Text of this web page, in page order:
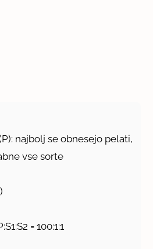
najbolj se obnesejo pelati,
vse sorte
)
= 100:1:1